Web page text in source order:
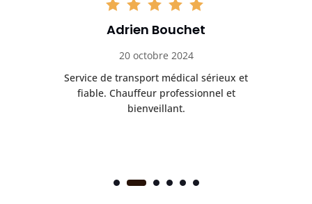
Adrien Bouchet
20 octobre 2024
Service de transport médical sérieux et
fiable. Chauffeur professionnel et
bienveillant.